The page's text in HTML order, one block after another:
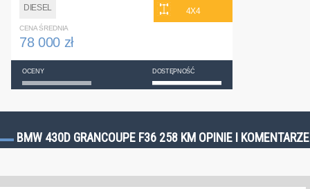
DIESEL 4X4
CENA ŚREDNIA
78 000 zł
OCENY DOSTĘPNOŚĆ
BMW 430D GRANCOUPE F36 258 KM OPINIE I KOMENTARZE